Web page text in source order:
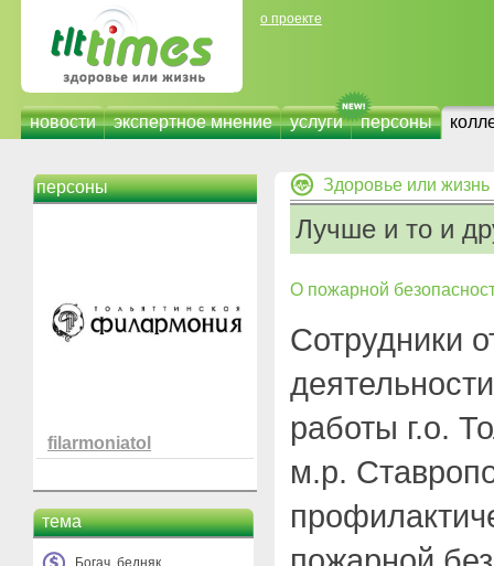
о проекте
новости экспертное мнение услуги персоны
персоны
filarmoniatol
тема
Богач, бедняк
Здоровье или жизнь
Лучше и то и
О пожарной
Сотрудники
работы г.о.
м.р.